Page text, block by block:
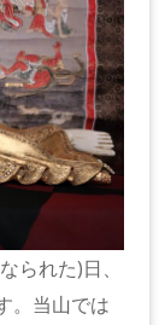
られた)日、
。当山では